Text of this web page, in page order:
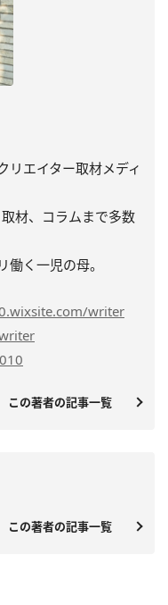
リエイター取材メディ
材、コラムまで多数
く一児の母。
writer
この著者の記事一覧
この著者の記事一覧